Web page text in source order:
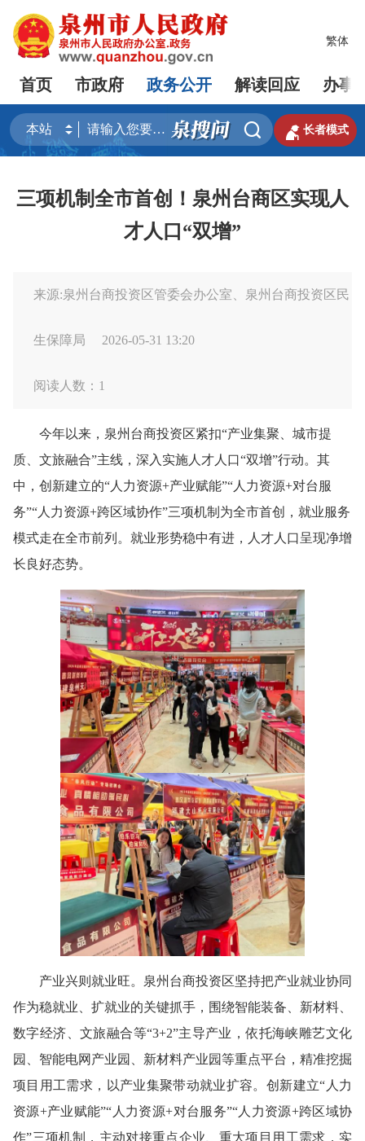
繁体
首页 市政府 政务公开 解读回应 办事
  长者模式
三项机制全市首创！泉州台商区实现人
才人口“双增”
来源:泉州台商投资区管委会办公室、泉州台商投资区民
生保障局 2026-05-31 13:20
阅读人数： 1
今年以来，泉州台商投资区紧扣“产业集聚、城市提
质、文旅融合”主线，深入实施人才人口“双增”行动。其
中，创新建立的“人力资源+产业赋能”“人力资源+对台服
务”“人力资源+跨区域协作”三项机制为全市首创，就业服务
模式走在全市前列。就业形势稳中有进，人才人口呈现净增
长良好态势。
产业兴则就业旺。泉州台商投资区坚持把产业就业协同
作为稳就业、扩就业的关键抓手，围绕智能装备、新材料、
数字经济、文旅融合等“3+2”主导产业，依托海峡雕艺文化
园、智能电网产业园、新材料产业园等重点平台，精准挖掘
项目用工需求，以产业集聚带动就业扩容。创新建立“人力
资源+产业赋能”“人力资源+对台服务”“人力资源+跨区域协
作”三项机制，主动对接重点企业、重大项目用工需求，实